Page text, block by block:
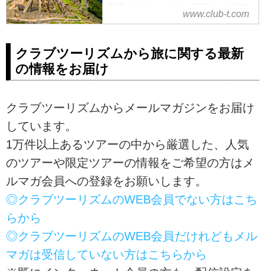
おまかせ！添乗員付きのツアーだ
から安心で快適です。ペルーの有
約も簡単。
www.club-t.com
クラブツーリズムから旅に関する最新
の情報をお届け
クラブツーリズムからメールマガジンをお届け
しています。
1万件以上あるツアーの中から厳選した、人気
のツアーや限定ツアーの情報をご希望の方はメ
ルマガ会員への登録をお願いします。
◎クラブツーリズムのWEB会員でない方はこち
らから
◎クラブツーリズムのWEB会員だけれどもメル
マガは受信していない方はこちらから